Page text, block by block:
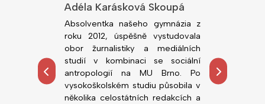
zejména
prostor.
Adéla Karásková Skoupá
Absolventka našeho gymnázia z
roku 2012, úspěšně vystudovala
obor žurnalistiky a mediálních
studií v kombinaci se sociální
antropologií na MU Brno. Po
vysokoškolském studiu působila v
několika celostátních redakcích a
Lékařské
Palackého.
působí